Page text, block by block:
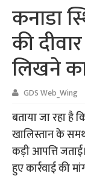
कनाडा
की
लिखने
GDS Web_Wing
बताया जा रहा है
खालिस्तान के
कड़ी आपत्ति
हुए कार्रवाई की